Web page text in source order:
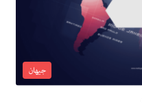
جیهان